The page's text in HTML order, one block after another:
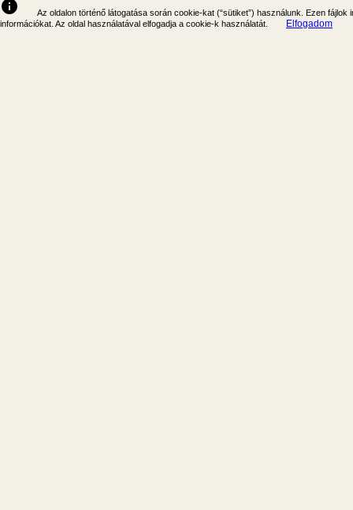
info
Az oldalon történő látogatása során cookie-kat (“sütiket”) használunk. Ezen
információkat. Az oldal használatával elfogadja a cookie-k használatát.
Elfogadom